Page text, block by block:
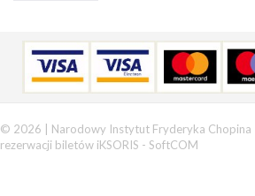
© 2026 | Narodowy Instytut Fryderyka Chopina |
rezerwacji biletów iKSORIS - SoftCOM